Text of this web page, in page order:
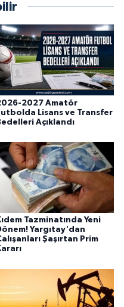
2027 Amatör
Lisans ve Transfer
Açıklandı
Tazminatında Yeni
Yargıtay'dan
Şaşırtan Prim